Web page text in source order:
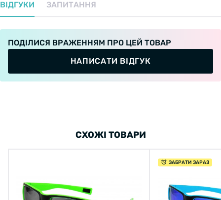
ВІДГУКИ ЗАПИТАННЯ
ПОДІЛИСЯ ВРАЖЕННЯМ ПРО ЦЕЙ ТОВАР
НАПИСАТИ ВІДГУК
СХОЖІ ТОВАРИ
ЗАБРАТИ ЗАРАЗ